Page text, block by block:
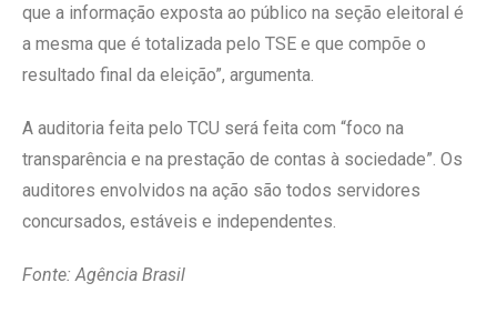
que a informação exposta ao público na seção eleitoral é
a mesma que é totalizada pelo TSE e que compõe o
resultado final da eleição”, argumenta.
A auditoria feita pelo TCU será feita com “foco na
transparência e na prestação de contas à sociedade”. Os
auditores envolvidos na ação são todos servidores
concursados, estáveis e independentes.
Fonte: Agência Brasil